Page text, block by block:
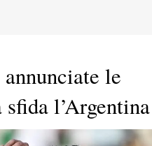
le
l’Argentina